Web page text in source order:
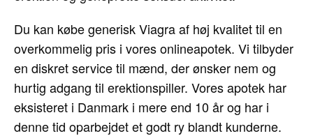
Du kan købe generisk Viagra af høj kvalitet til en
overkommelig pris i vores onlineapotek. Vi tilbyder
en diskret service til mænd, der ønsker nem og
hurtig adgang til erektionspiller. Vores apotek har
eksisteret i Danmark i mere end 10 år og har i
denne tid oparbejdet et godt ry blandt kunderne.